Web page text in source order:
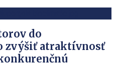
do
zvýšiť atraktívnosť